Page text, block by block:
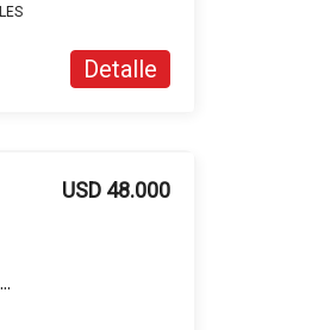
Detalle
En venta Departamento 3 amb. c/balcón, a pasos del mar, en Zona Sur
USD 48.000